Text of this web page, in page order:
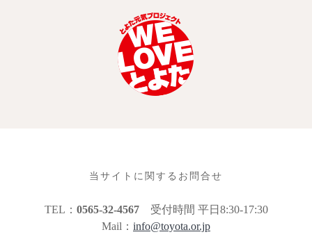
当サイトに関するお問合せ
TEL： 0565-32-4567受付時間 平日8:30-17:30
Mail： info@toyota.or.jp